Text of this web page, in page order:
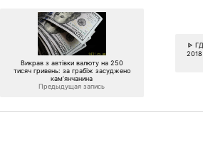
Викрав з автівки валюту на 250
тисяч гривень: за грабіж засуджено
кам’янчанина
Предыдущая запись
ᐈ
2018